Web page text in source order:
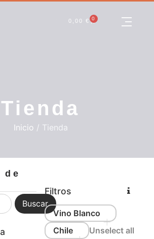
0,00€ 0
Tienda
Inicio / Tienda
de
Buscar
Filtros
Vino Blanco
Chile
Unselect all